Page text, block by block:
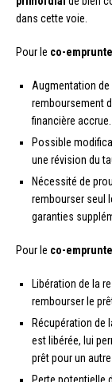
dans cette voie.
Pour le co-
Augmentation de
remboursement
financière accrue.
Possible
une révision du
Nécessité de
rembourser seul
garanties
Pour le co-
Libération de la
rembourser le
Récupération de
est libérée, lui
prêt pour un